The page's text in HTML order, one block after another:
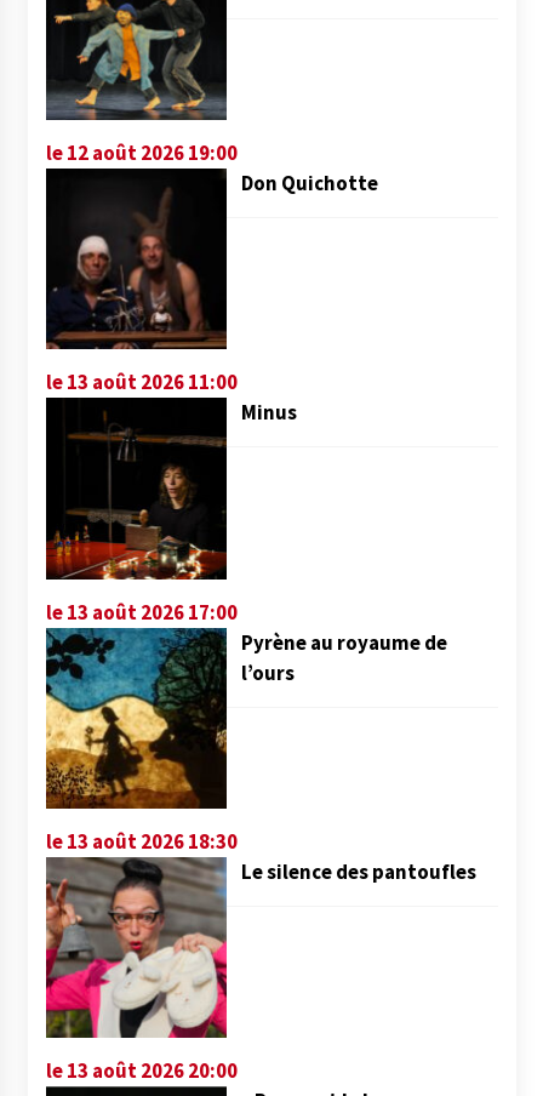
le 12 août 2026 19:00
Don Quichotte
le 13 août 2026 11:00
Minus
le 13 août 2026 17:00
Pyrène au royaume de
l’ours
le 13 août 2026 18:30
Le silence des pantoufles
le 13 août 2026 20:00